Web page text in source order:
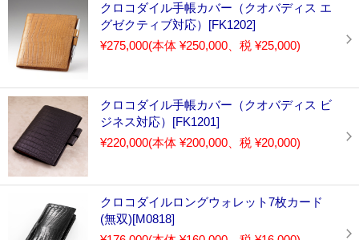
クロコダイル手帳カバー（クオバディス エ
グゼクティブ対応）[FK1202]
¥275,000(本体 ¥250,000、税 ¥25,000)
クロコダイル手帳カバー（クオバディス ビ
ジネス対応）[FK1201]
¥220,000(本体 ¥200,000、税 ¥20,000)
クロコダイルロングウォレット7枚カード
(無双)[M0818]